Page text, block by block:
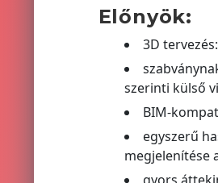
Előnyök:
3D
szerinti külső
BIM-
egyszerű
megjelenítése